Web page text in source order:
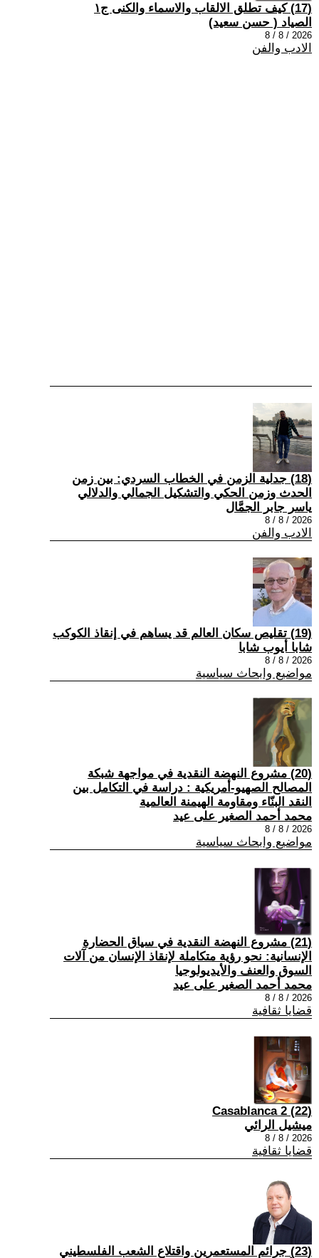
(17) كيف تطلق الالقاب والاسماء والكنى ج١
الصياد ‏( حسن سعيد‏)
2026 / 8 / 8
الادب والفن
(18) جدلية الزمن في الخطاب السردي: بين زمن
الحدث وزمن الحكي والتشكيل الجمالي والدلالي
ياسر جابر الجمَّال
2026 / 8 / 8
الادب والفن
(19) تقليص سكان العالم قد يساهم في إنقاذ الكوكب
شابا أيوب شابا
2026 / 8 / 8
مواضيع وابحاث سياسية
(20) مشروع النهضة النقدية في مواجهة شبكة
المصالح الصهيو-أمريكية : دراسة في التكامل بين
النقد البنّاء ومقاومة الهيمنة العالمية
محمد أحمد الصغير على عيد
2026 / 8 / 8
مواضيع وابحاث سياسية
(21) مشروع النهضة النقدية في سياق الحضارة
الإنسانية: نحو رؤية متكاملة لإنقاذ الإنسان من آلات
السوق والعنف والأيديولوجيا
محمد أحمد الصغير على عيد
2026 / 8 / 8
قضايا ثقافية
(22) Casablanca 2
ميشيل الرائي
2026 / 8 / 8
قضايا ثقافية
(23) جرائم المستعمرين واقتلاع الشعب الفلسطيني